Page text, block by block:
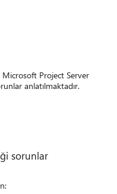
Project Server
anlatılmaktadır.
sorunlar